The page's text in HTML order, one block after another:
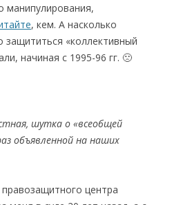
манипулирования,
, кем. А насколько
защититься «коллективный
начиная с 1995-96 гг. 🙁
шутка о «всеобщей
объявленной на наших
правозащитного центра